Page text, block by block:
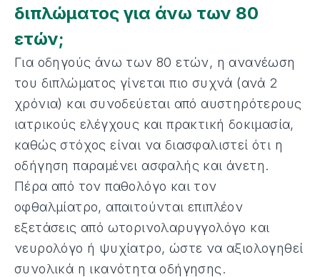
διπλώματος για άνω των 80
ετών;
Για οδηγούς άνω των 80 ετών, η ανανέωση
του διπλώματος γίνεται πιο συχνά (ανά 2
χρόνια) και συνοδεύεται από αυστηρότερους
ιατρικούς ελέγχους και πρακτική δοκιμασία,
καθώς στόχος είναι να διασφαλιστεί ότι η
οδήγηση παραμένει ασφαλής και άνετη.
Πέρα από τον παθολόγο και τον
οφθαλμίατρο, απαιτούνται επιπλέον
εξετάσεις από ωτορινολαρυγγολόγο και
νευρολόγο ή ψυχίατρο, ώστε να αξιολογηθεί
συνολικά η ικανότητα οδήγησης.